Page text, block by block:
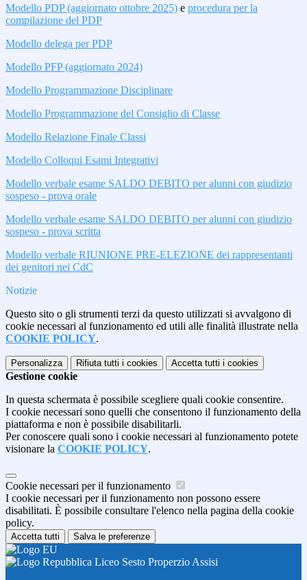
Modello PDP (aggiornato ottobre 2025) e procedura per la
compilazione del PDP
Modello delega per PDP
Modello PFP (aggiornato 2024)
Modello Programmazione Disciplinare
Modello Programmazione del Consiglio di Classe
Modello Relazione Finale Classi
Modello Colloqui Esami Integrativi
Modello verbale esame SALDO DEBITO per alunni con giudizio
sospeso - prova orale
Modello verbale esame SALDO DEBITO per alunni con giudizio
sospeso - prova scritta
Modello verbale RIUNIONE PRE-ELEZIONE dei rappresentanti
dei genitori nei CdC
Notizie
Questo sito o gli strumenti terzi da questo utilizzati si avvalgono di
cookie necessari al funzionamento ed utili alle finalità illustrate nella
COOKIE POLICY.
Personalizza Rifiuta tutti i cookies Accetta tutti i cookies
Gestione cookie
In questa schermata è possibile scegliere quali cookie consentire.
I cookie necessari sono quelli che consentono il funzionamento della
piattaforma e non è possibile disabilitarli.
Per conoscere quali sono i cookie necessari al funzionamento potete
visionare la COOKIE POLICY.
Cookie necessari per il funzionamento
I cookie necessari per il funzionamento non possono essere
disabilitati. È possibile consultare l'elenco nella pagina della cookie
policy.
Accetta tutti Salva le preferenze
Liceo Sesto Properzio Assisi